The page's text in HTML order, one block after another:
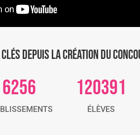
DEPUIS LA CRÉATION DU
6256 120391
ÉLÈVES